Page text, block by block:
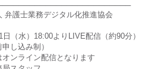
護士業務デジタル化推進協会
（水）18:00よりLIVE配信（約90分）
し込み制）
ンライン配信となります